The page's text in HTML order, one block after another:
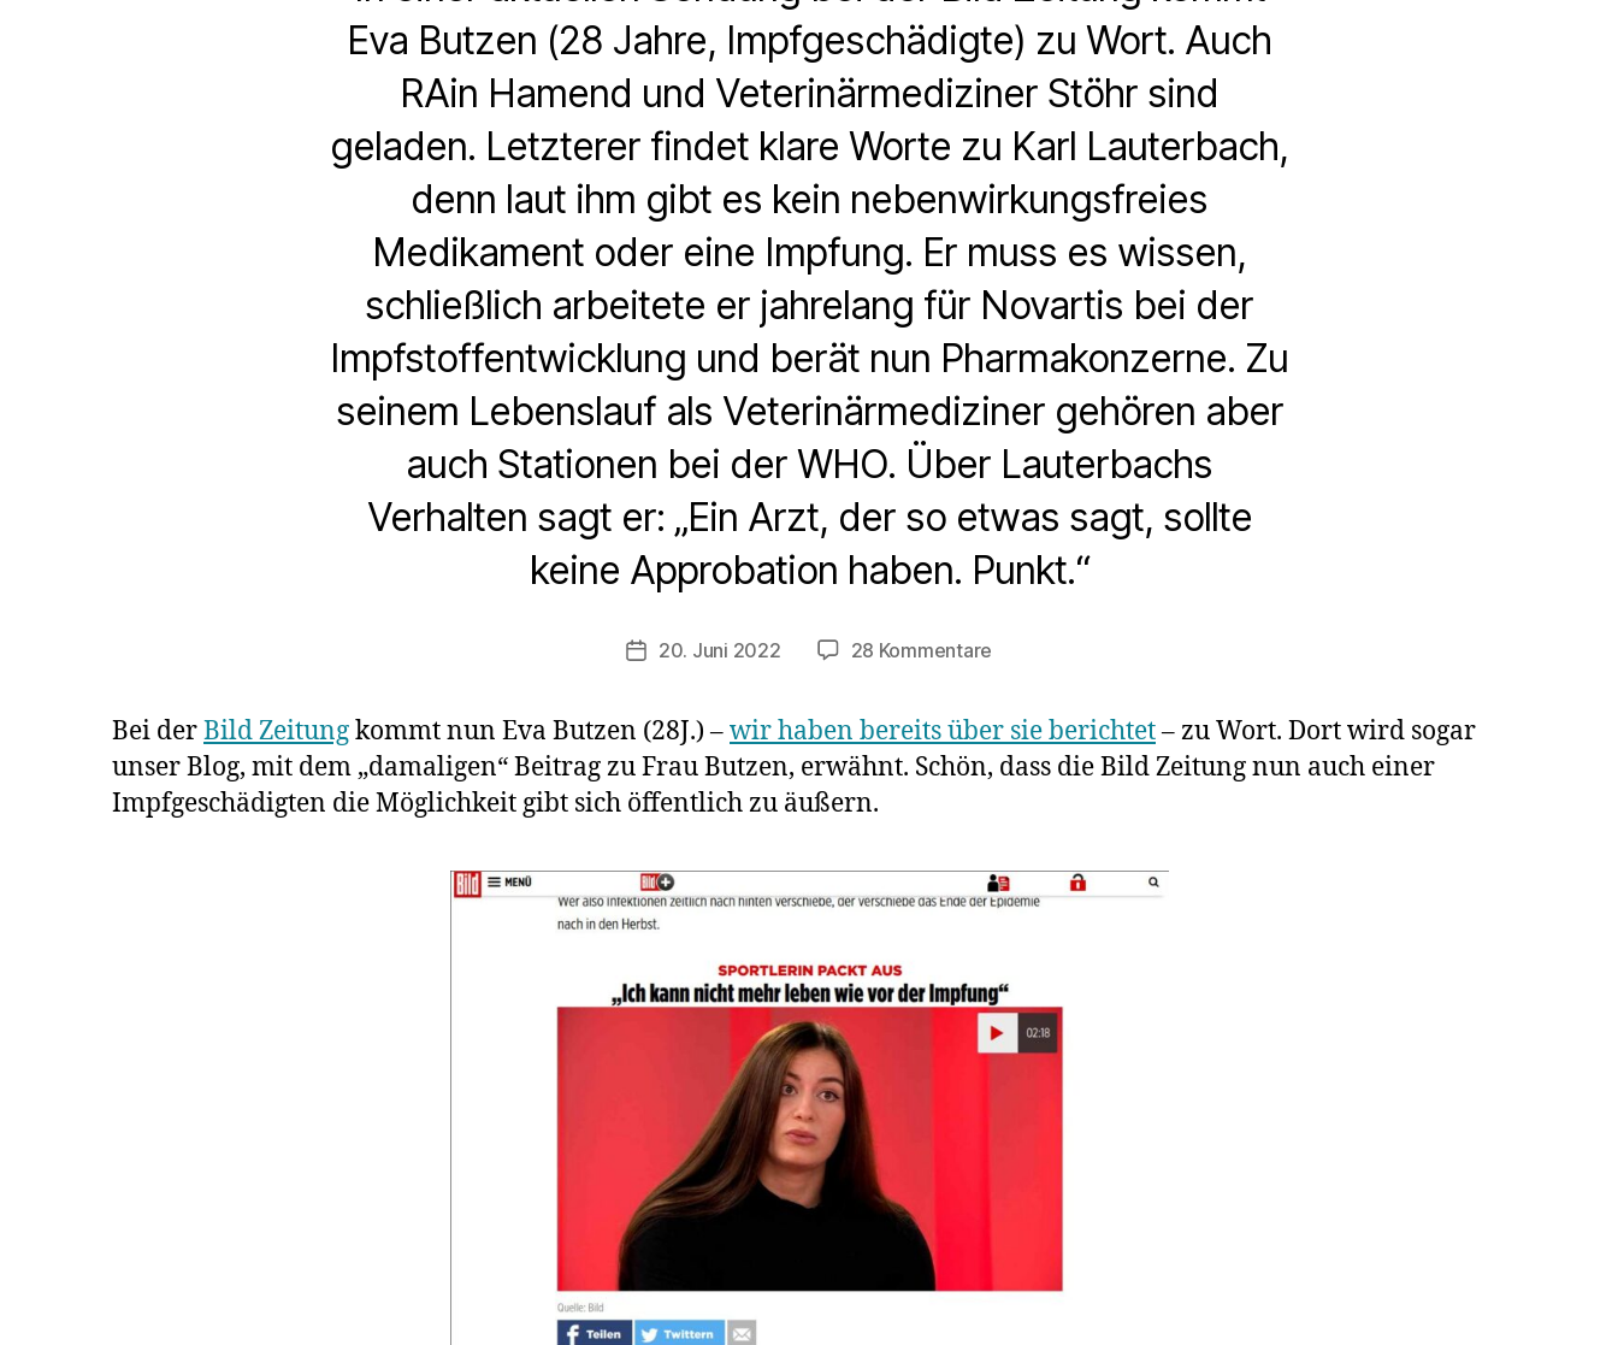
Eva Butzen (28 Jahre, Impfgeschädigte) zu Wort. Auch
RAin Hamend und Veterinärmediziner Stöhr sind
geladen. Letzterer findet klare Worte zu Karl Lauterbach,
denn laut ihm gibt es kein nebenwirkungsfreies
Medikament oder eine Impfung. Er muss es wissen,
schließlich arbeitete er jahrelang für Novartis bei der
Impfstoffentwicklung und berät nun Pharmakonzerne. Zu
seinem Lebenslauf als Veterinärmediziner gehören aber
auch Stationen bei der WHO. Über Lauterbachs
Verhalten sagt er: „Ein Arzt, der so etwas sagt, sollte
keine Approbation haben. Punkt.“
Veröffentlichungsdatum
20. Juni 2022 28 Kommentare
„Es
gibt
das
ist
plausibel“
Bei derBild Zeitungkommt nun Eva Butzen (28J.) –wir haben bereits über sie berichtet– zu Wort. Dort wird sogar
unser Blog, mit dem „damaligen“ Beitrag zu Frau Butzen, erwähnt. Schön, dass die Bild Zeitung nun auch einer
Impfgeschädigten die Möglichkeit gibt sich öffentlich zu äußern.